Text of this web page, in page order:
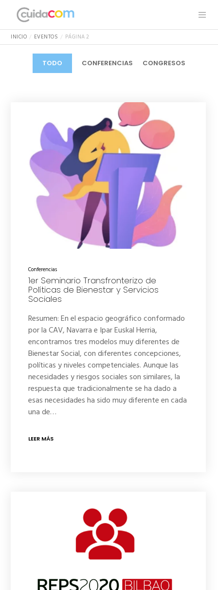
INICIO EVENTOS PÁGINA 2
TODO CONFERENCIAS CONGRESOS
Conferencias
1er Seminario Transfronterizo de
Políticas de Bienestar y Servicios
Sociales
Resumen: En el espacio geográfico conformado
por la CAV, Navarra e Ipar Euskal Herria,
encontramos tres modelos muy diferentes de
Bienestar Social, con diferentes concepciones,
políticas y niveles competenciales. Aunque las
necesidades y riesgos sociales son similares, la
respuesta que tradicionalmente se ha dado a
esas necesidades ha sido muy diferente en cada
una de…
LEER MÁS